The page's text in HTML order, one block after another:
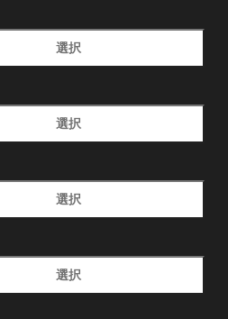
選択
選択
選択
選択